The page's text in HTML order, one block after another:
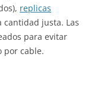
replicas
justa. Las
para evitar
por cable.